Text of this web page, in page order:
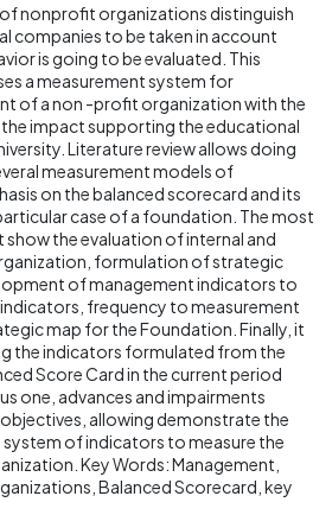
nonprofit organizations distinguish
companies to be taken in account
is going to be evaluated. This
a measurement system for
of a non -profit organization with the
impact supporting the educational
Literature review allows doing
measurement models of
on the balanced scorecard and its
case of a foundation. The most
the evaluation of internal and
formulation of strategic
of management indicators to
frequency to measurement
map for the Foundation. Finally, it
the indicators formulated from the
Score Card in the current period
one, advances and impairments
allowing demonstrate the
of indicators to measure the
Key Words: Management,
Balanced Scorecard, key